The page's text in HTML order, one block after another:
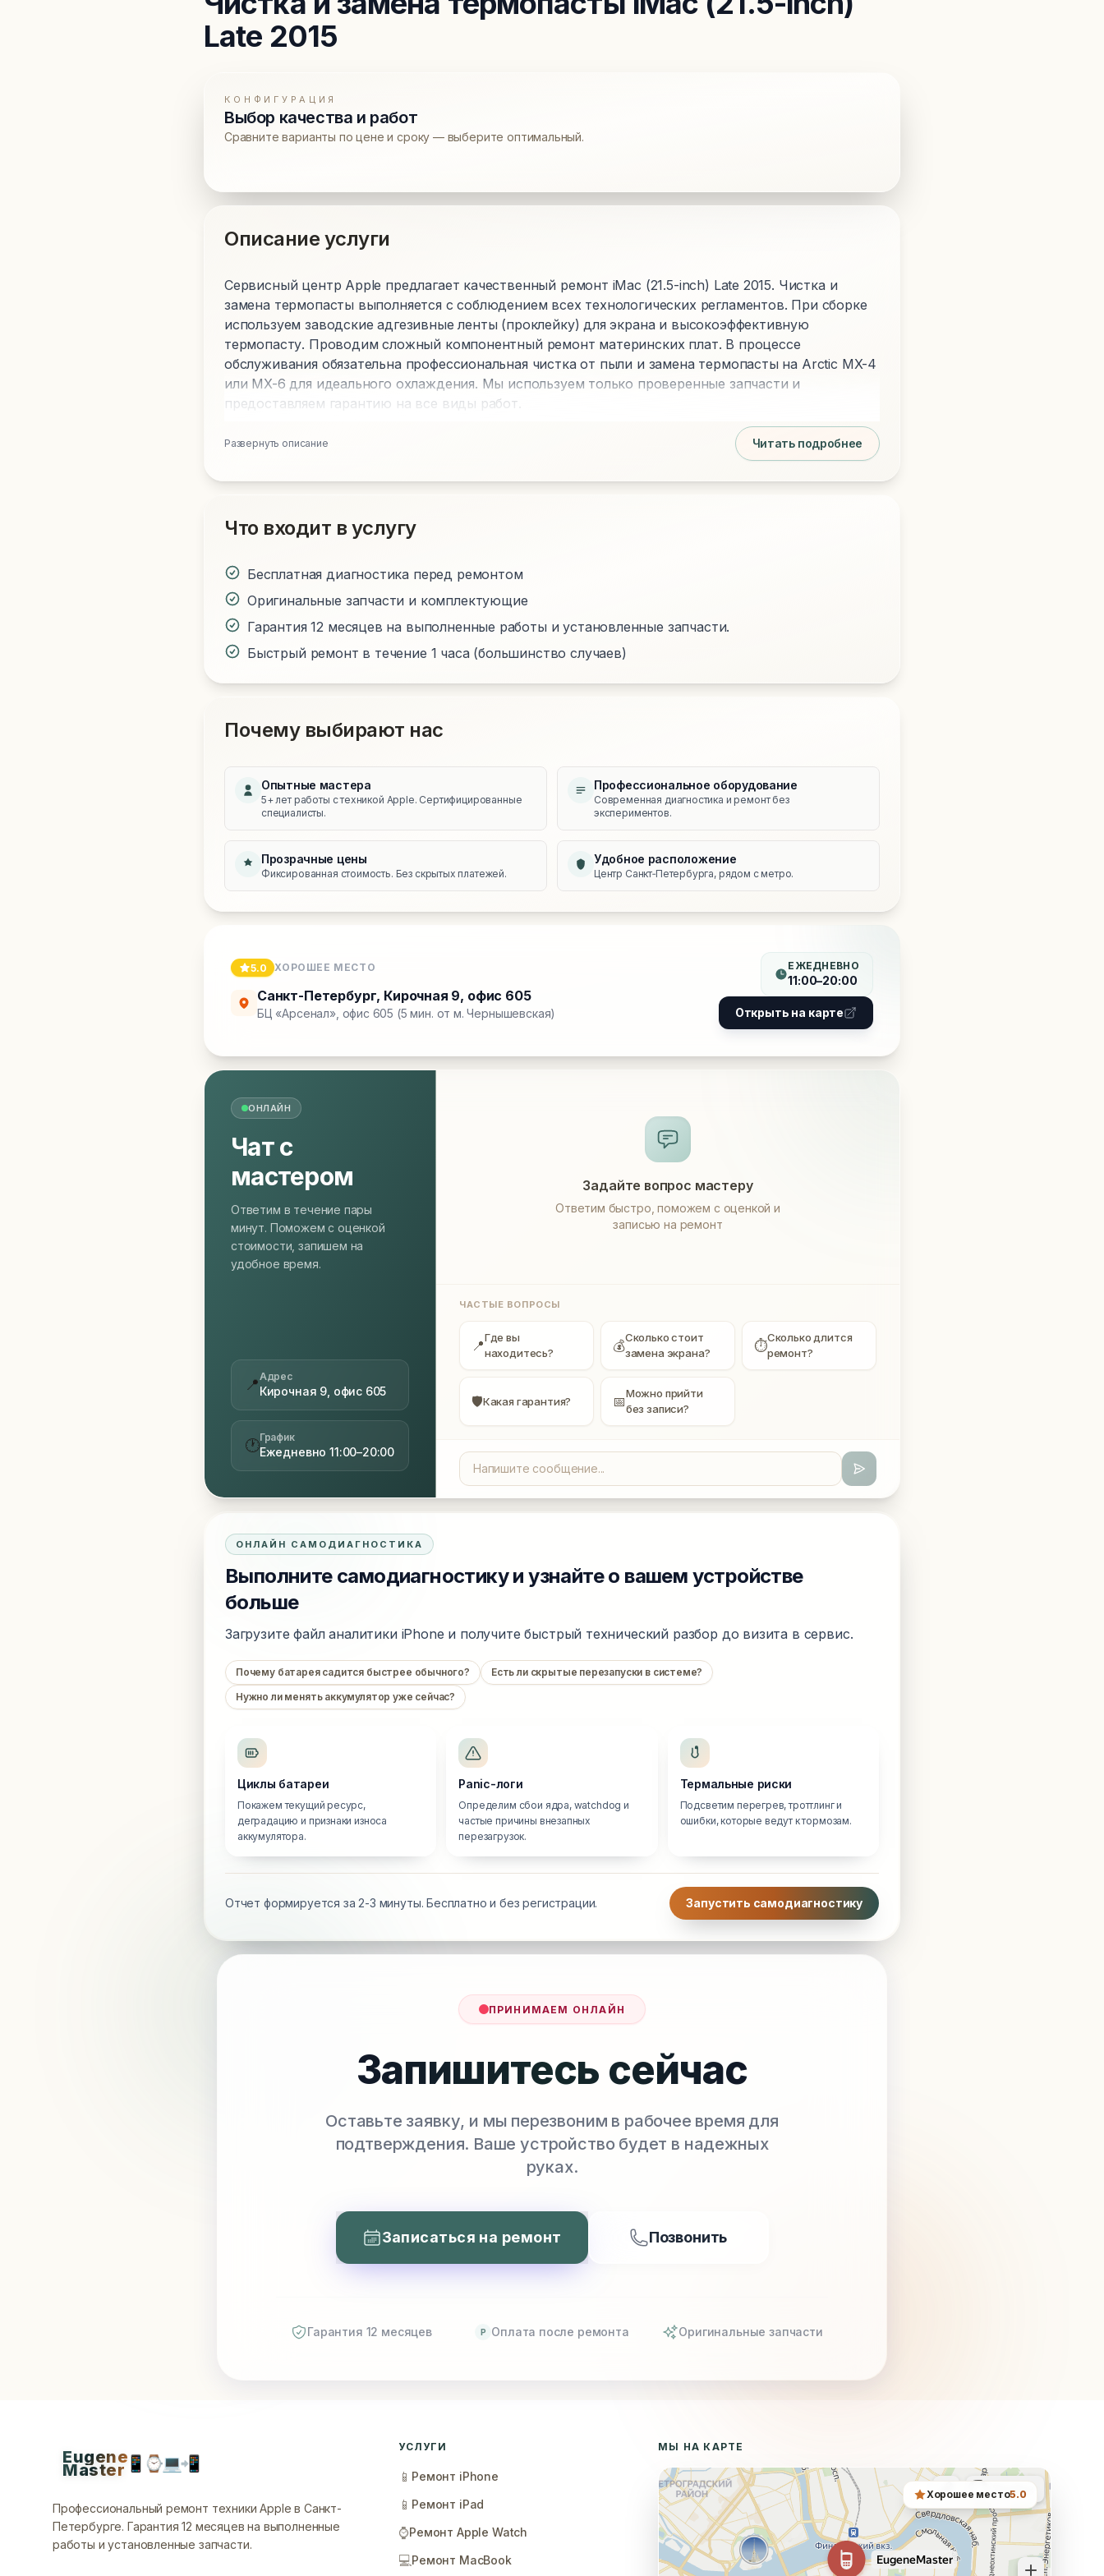
Late 2015
КОНФИГУРАЦИЯ
Выбор качества и работ
Сравните варианты по цене и сроку — выберите оптимальный.
Описание услуги
Сервисный центр Apple предлагает качественный ремонт iMac (21.5-inch) Late 2015. Чистка и
замена термопасты выполняется с соблюдением всех технологических регламентов. При сборке
используем заводские адгезивные ленты (проклейку) для экрана и высокоэффективную
термопасту. Проводим сложный компонентный ремонт материнских плат. В процессе
обслуживания обязательна профессиональная чистка от пыли и замена термопасты на Arctic MX-4
или MX-6 для идеального охлаждения. Мы используем только проверенные запчасти и
предоставляем гарантию на все виды работ.
Развернуть описание Читать подробнее
Что входит в услугу
Бесплатная диагностика перед ремонтом
Оригинальные запчасти и комплектующие
Гарантия 12 месяцев на выполненные работы и установленные запчасти.
Быстрый ремонт в течение 1 часа (большинство случаев)
Почему выбирают нас
Опытные мастера
5+ лет работы с техникой Apple. Сертифицированные
специалисты.
Профессиональное оборудование
Современная диагностика и ремонт без
экспериментов.
Прозрачные цены
Фиксированная стоимость. Без скрытых платежей.
Удобное расположение
Центр Санкт‑Петербурга, рядом с метро.
5.0 ХОРОШЕЕ МЕСТО
Санкт-Петербург, Кирочная 9, офис 605
БЦ «Арсенал», офис 605 (5 мин. от м. Чернышевская)
ЕЖЕДНЕВНО
11:00–20:00
Открыть на карте
ОНЛАЙН
Чат с
мастером
Ответим в течение пары
минут. Поможем с оценкой
стоимости, запишем на
удобное время.
📍Адрес
Кирочная 9, офис 605
🕐График
Ежедневно 11:00–20:00
Задайте вопрос мастеру
Ответим быстро, поможем с оценкой и
записью на ремонт
ЧАСТЫЕ ВОПРОСЫ
📍Где вы
находитесь?
💰Сколько стоит
замена экрана?
⏱Сколько длится
ремонт?
🛡Какая гарантия? 📅Можно прийти
без записи?
ОНЛАЙН САМОДИАГНОСТИКА
Выполните самодиагностику и узнайте о вашем устройстве
больше
Загрузите файл аналитики iPhone и получите быстрый технический разбор до визита в сервис.
Почему батарея садится быстрее обычного?
Есть ли скрытые перезапуски в системе?
Нужно ли менять аккумулятор уже сейчас?
Циклы батареи
Покажем текущий ресурс,
деградацию и признаки износа
аккумулятора.
Panic-логи
Определим сбои ядра, watchdog и
частые причины внезапных
перезагрузок.
Термальные риски
Подсветим перегрев, троттлинг и
ошибки, которые ведут к тормозам.
Отчет формируется за 2-3 минуты. Бесплатно и без регистрации. Запустить самодиагностику
ПРИНИМАЕМ ОНЛАЙН
Запишитесь сейчас
Оставьте заявку, и мы перезвоним в рабочее время для
подтверждения. Ваше устройство будет в надежных
руках.
Записаться на ремонт Позвонить
Гарантия 12 месяцев P Оплата после ремонта Оригинальные запчасти
Eugene
Master📱 ⌚💻📲
Профессиональный ремонт техники Apple в Санкт-
Петербурге. Гарантия 12 месяцев на выполненные
работы и установленные запчасти.
УСЛУГИ
📱 Ремонт iPhone
📱 Ремонт iPad
⌚Ремонт Apple Watch
💻Ремонт MacBook
МЫ НА КАРТЕ
Хорошее место5.0